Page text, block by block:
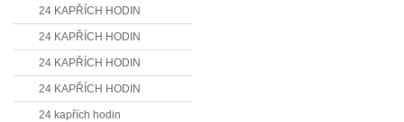
24 KAPŘÍCH HODIN
24 KAPŘÍCH HODIN
24 KAPŘÍCH HODIN
24 KAPŘÍCH HODIN
24 kapřích hodin